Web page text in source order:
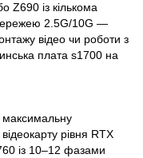
Z690 із кількома
2.5G/10G —
відео чи роботи з
плата s1700 на
максимальну
рівня RTX
із 10–12 фазами